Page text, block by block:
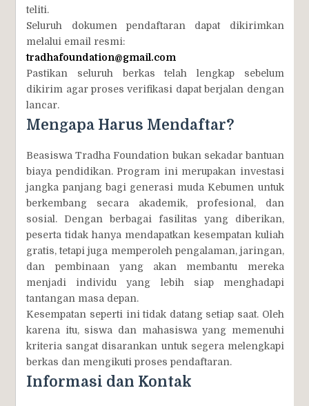
teliti.
Seluruh dokumen pendaftaran dapat dikirimkan
melalui email resmi:
tradhafoundation@gmail.com
Pastikan seluruh berkas telah lengkap sebelum
dikirim agar proses verifikasi dapat berjalan dengan
lancar.
Mengapa Harus Mendaftar?
Beasiswa Tradha Foundation bukan sekadar bantuan
biaya pendidikan. Program ini merupakan investasi
jangka panjang bagi generasi muda Kebumen untuk
berkembang secara akademik, profesional, dan
sosial. Dengan berbagai fasilitas yang diberikan,
peserta tidak hanya mendapatkan kesempatan kuliah
gratis, tetapi juga memperoleh pengalaman, jaringan,
dan pembinaan yang akan membantu mereka
menjadi individu yang lebih siap menghadapi
tantangan masa depan.
Kesempatan seperti ini tidak datang setiap saat. Oleh
karena itu, siswa dan mahasiswa yang memenuhi
kriteria sangat disarankan untuk segera melengkapi
berkas dan mengikuti proses pendaftaran.
Informasi dan Kontak